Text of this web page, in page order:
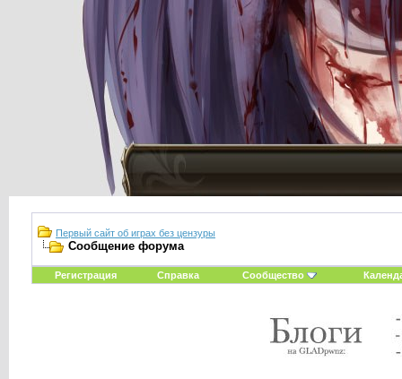
Первый сайт об играх без цензуры
Сообщение форума
Регистрация Справка Сообщество